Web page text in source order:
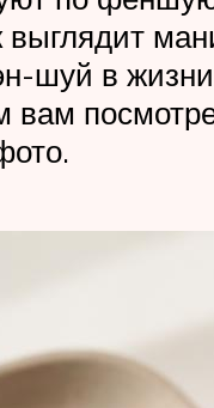
выглядит
шуй в
вам